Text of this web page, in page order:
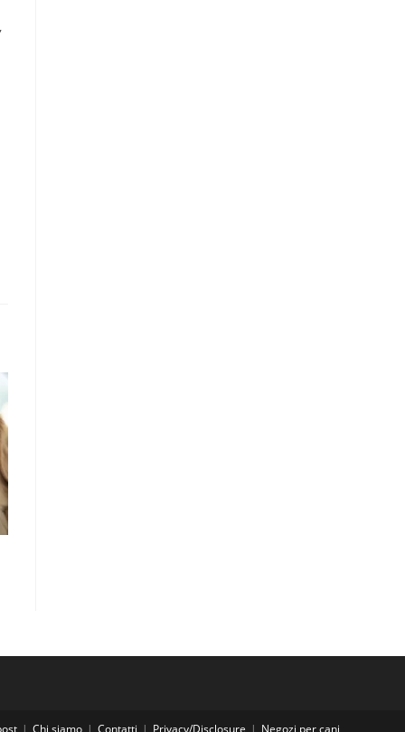
Chi siamo Contatti Privacy/Disclosure Negozi per cani